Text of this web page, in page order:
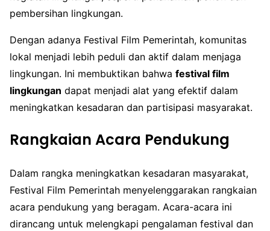
pembersihan lingkungan.
Dengan adanya Festival Film Pemerintah, komunitas
lokal menjadi lebih peduli dan aktif dalam menjaga
lingkungan. Ini membuktikan bahwa festival film
lingkungan dapat menjadi alat yang efektif dalam
meningkatkan kesadaran dan partisipasi masyarakat.
Rangkaian Acara Pendukung
Dalam rangka meningkatkan kesadaran masyarakat,
Festival Film Pemerintah menyelenggarakan rangkaian
acara pendukung yang beragam. Acara-acara ini
dirancang untuk melengkapi pengalaman festival dan